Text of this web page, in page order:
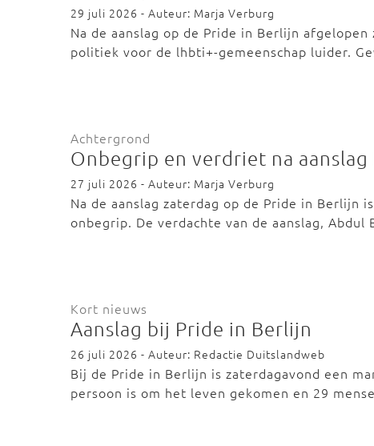
29 juli 2026 - Auteur: Marja Verburg
Na de aanslag op de Pride in Berlijn
politiek voor de lhbti+-gemeenschap luider.
Achtergrond
Onbegrip en verdriet na
27 juli 2026 - Auteur: Marja Verburg
Na de aanslag zaterdag op de Pride in Berlijn
onbegrip. De verdachte van de aanslag, Abdul
Kort nieuws
Aanslag bij Pride in Berlijn
26 juli 2026 - Auteur: Redactie Duitslandweb
Bij de Pride in Berlijn is zaterdagavond een
persoon is om het leven gekomen en 29